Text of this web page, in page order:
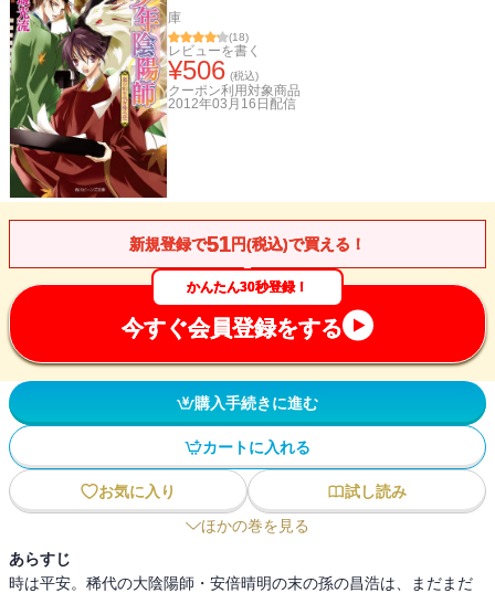
庫
(18)
レビューを書く
¥506 (税込)
クーポン利用対象商品
2012年03月16日 配信
新規登録で51円(税込)で買える！
かんたん30秒登録！
今すぐ会員登録をする
購入手続きに進む
カートに入れる
お気に入り
試し読み
ほかの巻を見る
あらすじ
時は平安。稀代の大陰陽師・安倍晴明の末の孫の昌浩は、まだまだ